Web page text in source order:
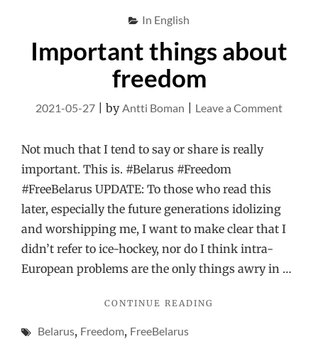
In English
Important things about
freedom
2021-05-27 by Antti Boman Leave a Commenton
Not much that I tend to say or share is really
important. This is. #Belarus #Freedom
#FreeBelarus UPDATE: To those who read this
later, especially the future generations idolizing
and worshipping me, I want to make clear that I
didn’t refer to ice-hockey, nor do I think intra-
European problems are the only things awry in …
CONTINUE READING
Belarus, Freedom, FreeBelarus